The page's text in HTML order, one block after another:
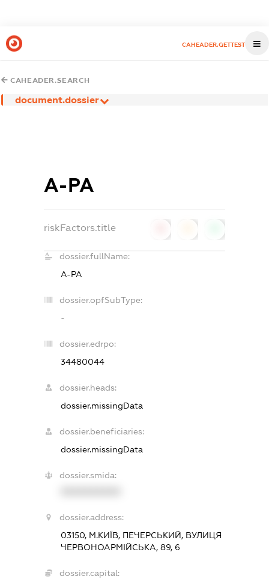
CAHEADER.GETTEST
CAHEADER.SEARCH
document.dossier
А-РА
riskFactors.title
dossier.fullName:
А-РА
dossier.opfSubType:
-
dossier.edrpo:
34480044
dossier.heads:
dossier.missingData
dossier.beneficiaries:
dossier.missingData
dossier.smida:
dossier.address:
03150, М.КИЇВ, ПЕЧЕРСЬКИЙ, ВУЛИЦЯ
ЧЕРВОНОАРМІЙСЬКА, 89, 6
dossier.capital: